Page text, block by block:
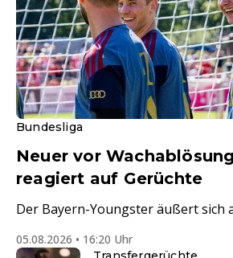
Bundesliga
Neuer vor
reagiert auf Gerüchte
Der Bayern-Youngster äußert sich
05.08.2026 • 16:20 Uhr